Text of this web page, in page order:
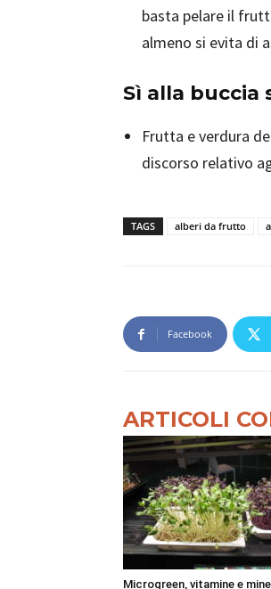
basta pelare il
almeno si evita di
Sì alla buccia
Frutta e verdura
discorso relativo
TAGS alberi da frutto
Facebook
ARTICOLI
Microgreen, vitamine e